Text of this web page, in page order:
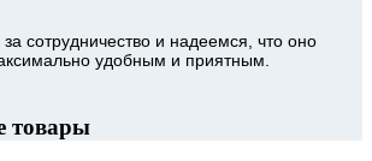
сотрудничество и надеемся, что оно
удобным и приятным.
товары